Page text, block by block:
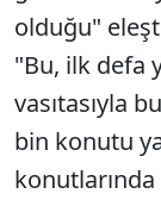
olduğu"
"Bu, ilk defa
vasıtasıyla
bin konutu